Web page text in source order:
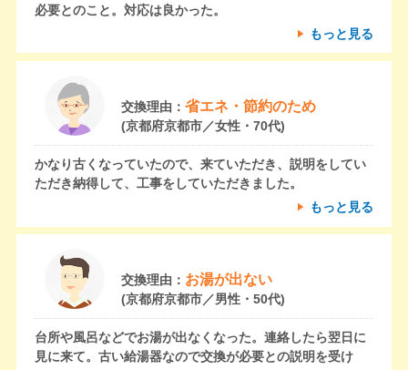
必要とのこと。対応は良かった。
もっと見る
交換理由： 省エネ・節約のため
(京都府京都市／女性・70代)
かなり古くなっていたので、来ていただき、説明をしてい
ただき納得して、工事をしていただきました。
もっと見る
交換理由： お湯が出ない
(京都府京都市／男性・50代)
台所や風呂などでお湯が出なくなった。連絡したら翌日に
見に来て。古い給湯器なので交換が必要との説明を受け